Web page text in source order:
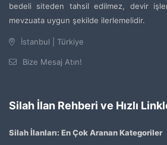
bedeli siteden tahsil edilmez, devir
mevzuata uygun şekilde ilerlemelidir.
İstanbul | Türkiye
Bize Mesaj Atın!
Silah İlan Rehberi ve Hızlı
Silah İlanları: En Çok Aranan Kategoriler